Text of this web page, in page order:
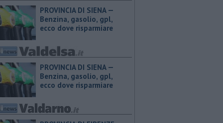
PROVINCIA DI SIENA — ​
Benzina, gasolio, gpl,
ecco dove risparmiare
PROVINCIA DI SIENA — ​
Benzina, gasolio, gpl,
ecco dove risparmiare